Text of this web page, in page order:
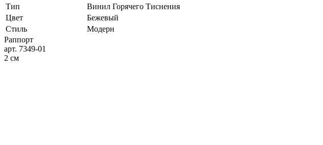
Тип
Винил Горячего Тиснения
Цвет
Бежевый
Стиль
Модерн
Раппорт
арт. 7349-01
2 см